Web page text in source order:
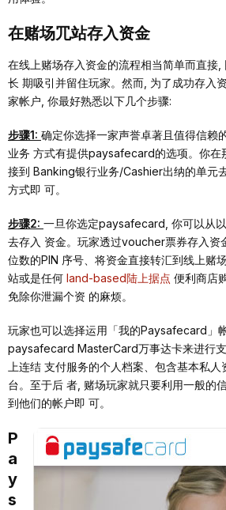
在赌场⺴站存⼊资⾦
在线上赌场存⼊资⾦的流程相当简单⽽直接
⻓ 期吸引并留住玩家。然⽽, 为了成功存⼊
家帐户, 你最好熟悉以下⼏个步骤:
步骤1: 确定你选择⼀家声誉卓著且值得信赖
业务 ⽅式有提供paysafecard的选项。你在
接到 Banking银⾏业务/Cashier出纳的单元
⽅式即 可。
步骤2: ⼀旦你选定paysafecard, 你可以从
去存⼊ 资⾦。玩家透过voucher票券存⼊资
位数的PIN 序号、将资⾦直接转汇到线上赌
站或是任何 land-based陆上据点 便利商店
免除你泄漏个资 的⿇烦。
玩家也可以选择运⽤「我的Paysafecard」
paysafecard MasterCard万事达卡来进⾏
上连结 ⽀付服务的个⼈档案、包含基本私
台。⾄于后 者, 赌场玩家就只要利⽤⼀般的
到他们的帐户即 可。
P
a
y
s